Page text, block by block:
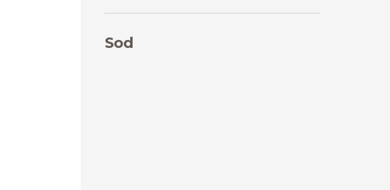
Sod